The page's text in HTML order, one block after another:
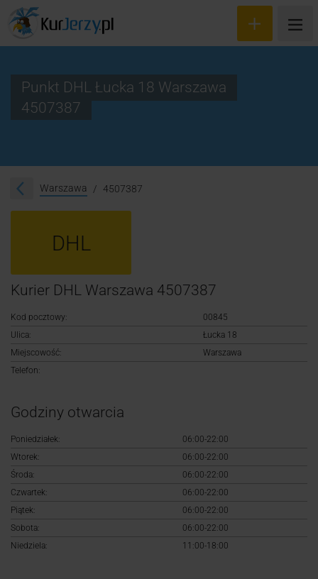
Śledzenie przesyłki
Punkt DHL Łucka 18 Warszawa
4507387
Warszawa 4507387
DHL
Kurier DHL Warszawa 4507387
Kod pocztowy:
00845
Ulica:
Łucka 18
Miejscowość:
Warszawa
Telefon:
Godziny otwarcia
Poniedziałek:
06:00-22:00
Wtorek:
06:00-22:00
Środa:
06:00-22:00
Czwartek:
06:00-22:00
Piątek:
06:00-22:00
Sobota:
06:00-22:00
Niedziela:
11:00-18:00